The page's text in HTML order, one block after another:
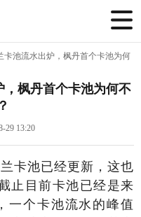
卡池流水出炉，枫丹首个卡池为何
，枫丹首个卡池为何不
29 13:20
卡池已经更新，这也
止目前卡池已经是来
一个卡池流水的峰值